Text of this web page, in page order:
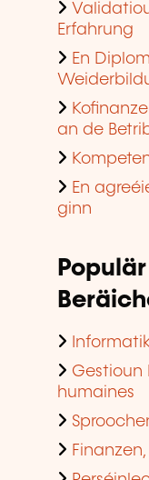
Erfahrung
En
an de
En
ginn
Gestioun
humaines